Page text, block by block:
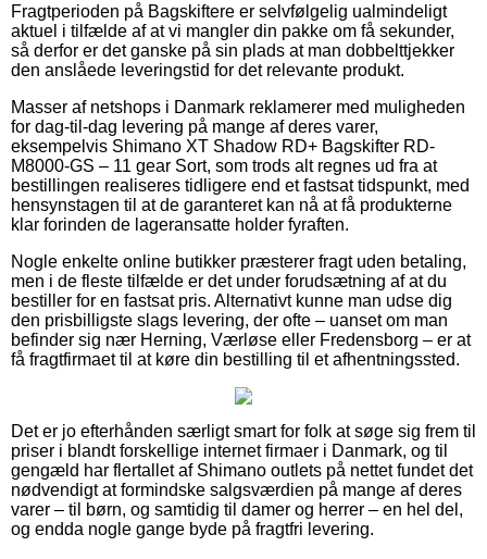
Fragtperioden på Bagskiftere er selvfølgelig ualmindeligt
aktuel i tilfælde af at vi mangler din pakke om få sekunder,
så derfor er det ganske på sin plads at man dobbelttjekker
den anslåede leveringstid for det relevante produkt.
Masser af netshops i Danmark reklamerer med muligheden
for dag-til-dag levering på mange af deres varer,
eksempelvis Shimano XT Shadow RD+ Bagskifter RD-
M8000-GS – 11 gear Sort, som trods alt regnes ud fra at
bestillingen realiseres tidligere end et fastsat tidspunkt, med
hensynstagen til at de garanteret kan nå at få produkterne
klar forinden de lageransatte holder fyraften.
Nogle enkelte online butikker præsterer fragt uden betaling,
men i de fleste tilfælde er det under forudsætning af at du
bestiller for en fastsat pris. Alternativt kunne man udse dig
den prisbilligste slags levering, der ofte – uanset om man
befinder sig nær Herning, Værløse eller Fredensborg – er at
få fragtfirmaet til at køre din bestilling til et afhentningssted.
Det er jo efterhånden særligt smart for folk at søge sig frem til
priser i blandt forskellige internet firmaer i Danmark, og til
gengæld har flertallet af Shimano outlets på nettet fundet det
nødvendigt at formindske salgsværdien på mange af deres
varer – til børn, og samtidig til damer og herrer – en hel del,
og endda nogle gange byde på fragtfri levering.